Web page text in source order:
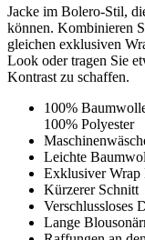
Jacke im Bolero-Stil,
können. Kombinieren
gleichen exklusiven
Look oder tragen Sie
Kontrast zu schaffen.
100%
100% Polyester
Leichte
Exklusiver
Kürzerer Schnitt
Verschlussloses
Lange